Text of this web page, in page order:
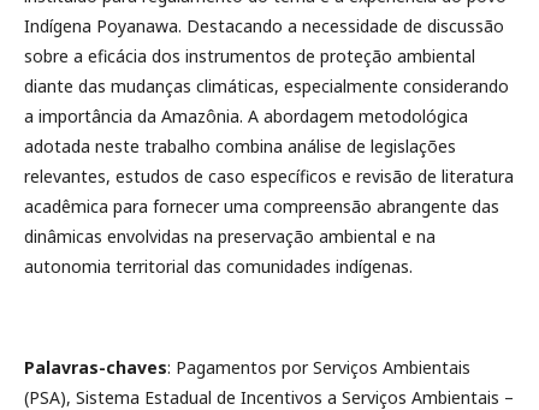
Indígena Poyanawa. Destacando a necessidade de discussão
sobre a eficácia dos instrumentos de proteção ambiental
diante das mudanças climáticas, especialmente considerando
a importância da Amazônia. A abordagem metodológica
adotada neste trabalho combina análise de legislações
relevantes, estudos de caso específicos e revisão de literatura
acadêmica para fornecer uma compreensão abrangente das
dinâmicas envolvidas na preservação ambiental e na
autonomia territorial das comunidades indígenas.
Palavras-chaves: Pagamentos por Serviços Ambientais
(PSA), Sistema Estadual de Incentivos a Serviços Ambientais –